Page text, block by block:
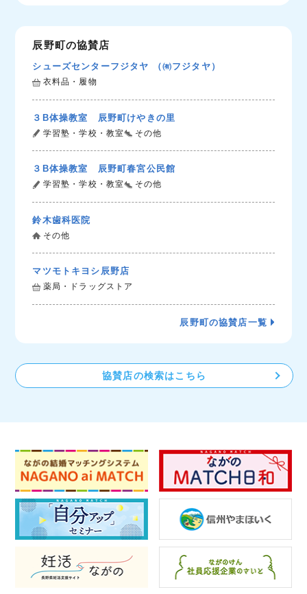
辰野町の協賛店
シューズセンターフジタヤ （㈲フジタヤ）
衣料品・履物
３B体操教室 辰野町けやきの里
学習塾・学校・教室 その他
３B体操教室 辰野町春宮公民館
学習塾・学校・教室 その他
鈴木歯科医院
その他
マツモトキヨシ辰野店
薬局・ドラッグストア
辰野町の協賛店一覧
協賛店の検索はこちら